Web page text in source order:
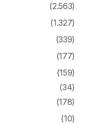
(2.563)
(1.327)
(339)
(177)
(159)
(34)
(178)
(10)